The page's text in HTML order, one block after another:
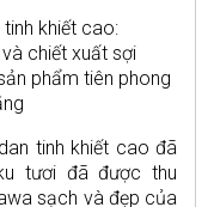
khiết cao:
chiết xuất sợi
phẩm tiên phong
tinh khiết cao đã
tươi đã được thu
sạch và đẹp của